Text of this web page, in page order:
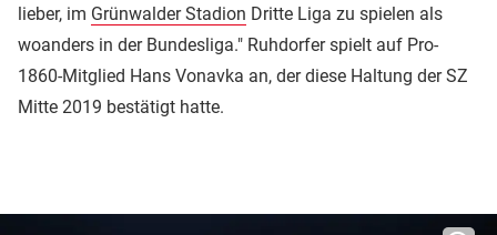
lieber, im Grünwalder Stadion Dritte Liga zu spielen als
woanders in der Bundesliga." Ruhdorfer spielt auf Pro-
1860-Mitglied Hans Vonavka an, der diese Haltung der SZ
Mitte 2019 bestätigt hatte.